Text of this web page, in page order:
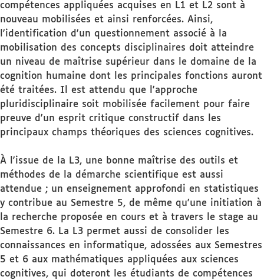
compétences appliquées acquises en L1 et L2 sont à
nouveau mobilisées et ainsi renforcées. Ainsi,
l'identification d'un questionnement associé à la
mobilisation des concepts disciplinaires doit atteindre
un niveau de maîtrise supérieur dans le domaine de la
cognition humaine dont les principales fonctions auront
été traitées. Il est attendu que l'approche
pluridisciplinaire soit mobilisée facilement pour faire
preuve d'un esprit critique constructif dans les
principaux champs théoriques des sciences cognitives.
À l'issue de la L3, une bonne maîtrise des outils et
méthodes de la démarche scientifique est aussi
attendue ; un enseignement approfondi en statistiques
y contribue au Semestre 5, de même qu'une initiation à
la recherche proposée en cours et à travers le stage au
Semestre 6. La L3 permet aussi de consolider les
connaissances en informatique, adossées aux Semestres
5 et 6 aux mathématiques appliquées aux sciences
cognitives, qui doteront les étudiants de compétences